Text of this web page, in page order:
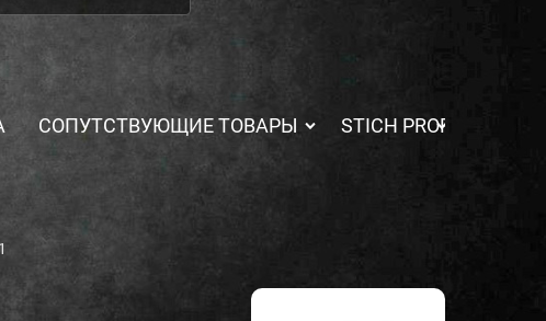
СОПУТСТВУЮЩИЕ ТОВАРЫ STICH PROFI